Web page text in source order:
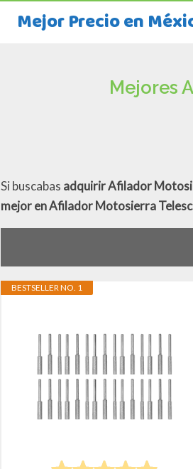
Mejor Precio en
Mejores
Si buscabas adquirir Afilador
mejor en Afilador Motosierra
BESTSELLER NO. 1